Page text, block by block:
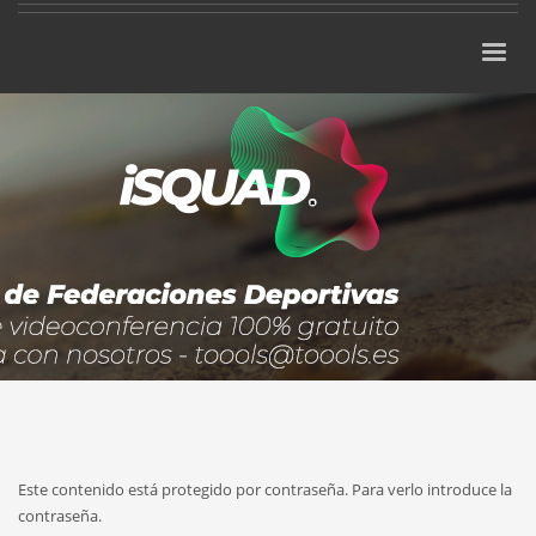
Este contenido está protegido por contraseña. Para verlo introduce la
contraseña.